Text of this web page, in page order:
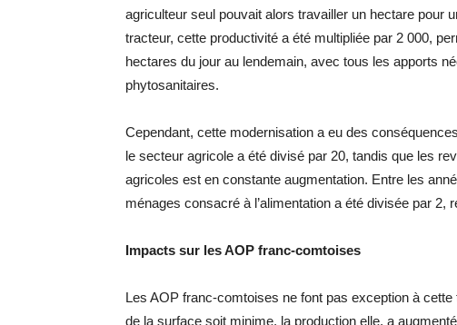
agriculteur seul pouvait alors travailler un hectare pour
tracteur, cette productivité a été multipliée par 2 000,
hectares du jour au lendemain, avec tous les apports
phytosanitaires.
Cependant, cette modernisation a eu des
le secteur agricole a été divisé par 20, tandis que les
agricoles est en constante augmentation. Entre les
ménages consacré à l’alimentation a été divisée par 2,
Impacts sur les AOP franc-comtoises
Les AOP franc-comtoises ne font pas exception à
de la surface soit minime, la production elle, a